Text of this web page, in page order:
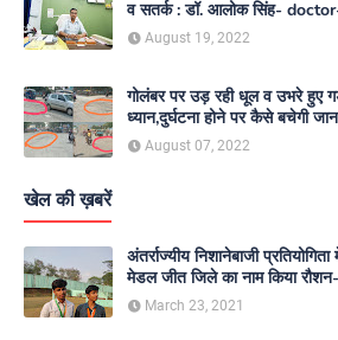
व सतर्क : डॉ. आलोक सिंह-
August 19, 2022
गोलंबर पर उड़ रही धूल व उभरे हुए
ध्यान,दुर्घटना होने पर कैसे बचेगी
August 07, 2022
खेल की ख़बरें
अंतर्राज्यीय निशानेबाजी
मेडल जीत जिले का नाम किया
March 23, 2021